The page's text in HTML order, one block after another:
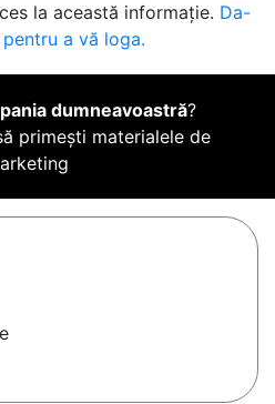
la această informație. Da-
a vă loga.
dumneavoastră?
primești materialele de